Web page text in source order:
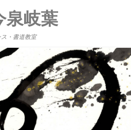
泉岐葉
・書道教室